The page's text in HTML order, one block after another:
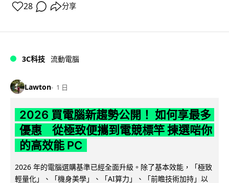
28 分享
3C科技 流動電腦
Lawton 1 日
2026 買電腦新趨勢公開！ 如何享最多
優惠 從極致便攜到電競標竿 揀選啱你
的高效能 PC
2026 年的電腦選購基準已經全面升級。除了基本效能，「極致
輕量化」、「機身美學」、「AI算力」、「前瞻技術加持」以